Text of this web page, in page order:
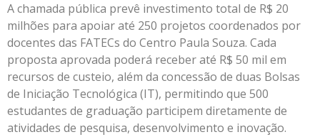
A chamada pública prevê investimento total de R$ 20
milhões para apoiar até 250 projetos coordenados por
docentes das FATECs do Centro Paula Souza. Cada
proposta aprovada poderá receber até R$ 50 mil em
recursos de custeio, além da concessão de duas Bolsas
de Iniciação Tecnológica (IT), permitindo que 500
estudantes de graduação participem diretamente de
atividades de pesquisa, desenvolvimento e inovação.